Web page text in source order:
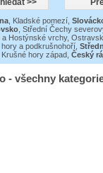
, Kladské pomezí,
, Střední Čechy
a Hostýnské vrchy,
hory a podkrušnohoří,
Krušné hory západ, Český
- všechny